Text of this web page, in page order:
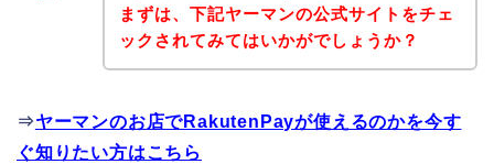
まずは、下記ヤーマンの公式サイトをチェ
ックされてみてはいかがでしょうか？
⇒ヤーマンのお店でRakutenPayが使えるのかを今す
ぐ知りたい方はこちら